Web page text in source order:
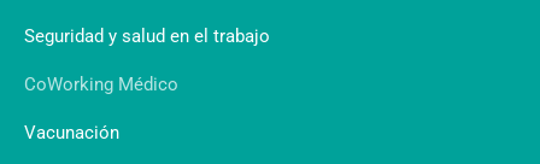
Seguridad y salud en el trabajo
CoWorking Médico
Vacunación